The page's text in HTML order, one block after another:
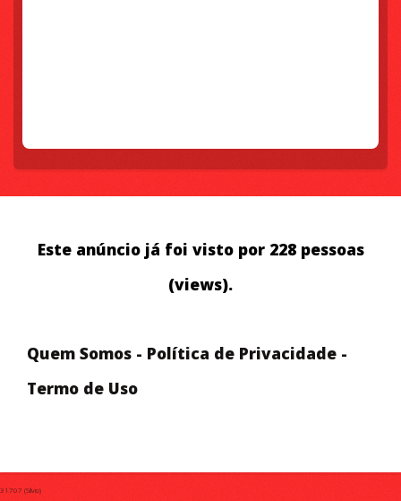
Este anúncio já foi visto por 228 pessoas
(views).
Quem Somos - Política de Privacidade -
Termo de Uso
31707 (Silvio)